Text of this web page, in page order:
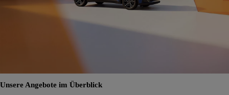
Unsere Angebote im Überblick